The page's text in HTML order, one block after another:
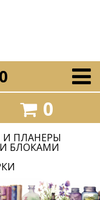
0
И ПЛАНЕРЫ
БЛОКАМИ